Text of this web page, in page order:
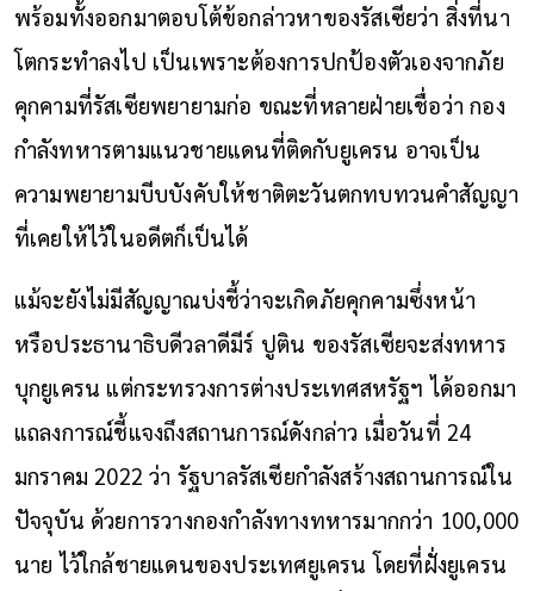
พร้อมทั้งออกมาตอบโต้ข้อกล่าวหาของรัสเซียว่า สิ่งที่นา
โตกระทำลงไป เป็นเพราะต้องการปกป้องตัวเองจากภัย
คุกคามที่รัสเซียพยายามก่อ ขณะที่หลายฝ่ายเชื่อว่า กอง
กำลังทหารตามแนวชายแดนที่ติดกับยูเครน อาจเป็น
ความพยายามบีบบังคับให้ชาติตะวันตกทบทวนคำสัญญา
ที่เคยให้ไว้ในอดีตก็เป็นได้
แม้จะยังไม่มีสัญญาณบ่งชี้ว่าจะเกิดภัยคุกคามซึ่งหน้า
หรือประธานาธิบดีวลาดีมีร์ ปูติน ของรัสเซียจะส่งทหาร
บุกยูเครน แต่กระทรวงการต่างประเทศสหรัฐฯ ได้ออกมา
แถลงการณ์ชี้แจงถึงสถานการณ์ดังกล่าว เมื่อวันที่ 24
มกราคม 2022 ว่า รัฐบาลรัสเซียกำลังสร้างสถานการณ์ใน
ปัจจุบัน ด้วยการวางกองกำลังทางทหารมากกว่า 100,000
นาย ไว้ใกล้ชายแดนของประเทศยูเครน โดยที่ฝั่งยูเครน